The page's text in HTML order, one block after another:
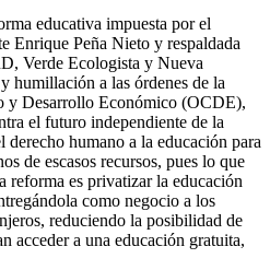
educativa impuesta por el
Enrique Peña Nieto y respaldada
Verde Ecologista y Nueva
humillación a las órdenes de la
y Desarrollo Económico (OCDE),
el futuro independiente de la
humano a la educación para
de escasos recursos, pues lo que
reforma es privatizar la educación
como negocio a los
reduciendo la posibilidad de
acceder a una educación gratuita,